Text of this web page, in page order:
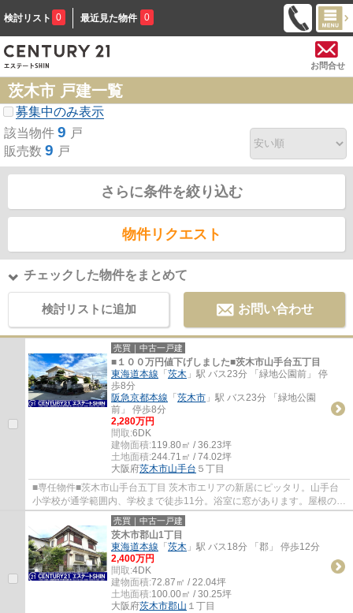
検討リスト 0 最近見た物件 0
お問合せ
茨木市 戸建一覧
募集中のみ表示
該当物件 9 戸
販売数 9 戸
さらに条件を絞り込む
物件リクエスト
チェックした物件をまとめて
検討リストに追加 お問い合わせ
売買｜中古一戸建
■１００万円値下げしました■茨木市山手台五丁目
東海道本線 「 茨木 」駅 バス23分 「緑地公園前」 停
歩8分
阪急京都本線 「 茨木市 」駅 バス23分 「緑地公園
前」 停歩8分
2,280万円
間取:6DK
建物面積:119.80㎡ / 36.23坪
土地面積:244.71㎡ / 74.02坪
大阪府茨木市山手台 ５丁目
■専任物件■茨木市山手台五丁目 茨木市エリアの新居にピッタリ。山手台
小学校が通学範囲内、学校まで徒歩11分。浴室に窓があります。屋根の一
部を使用したルーフバルコニーがあります。...
売買｜中古一戸建
茨木市郡山1丁目
東海道本線 「 茨木 」駅 バス18分 「郡」 停歩12分
2,400万円
間取:4DK
建物面積:72.87㎡ / 22.04坪
土地面積:100.00㎡ / 30.25坪
大阪府茨木市郡山 １丁目